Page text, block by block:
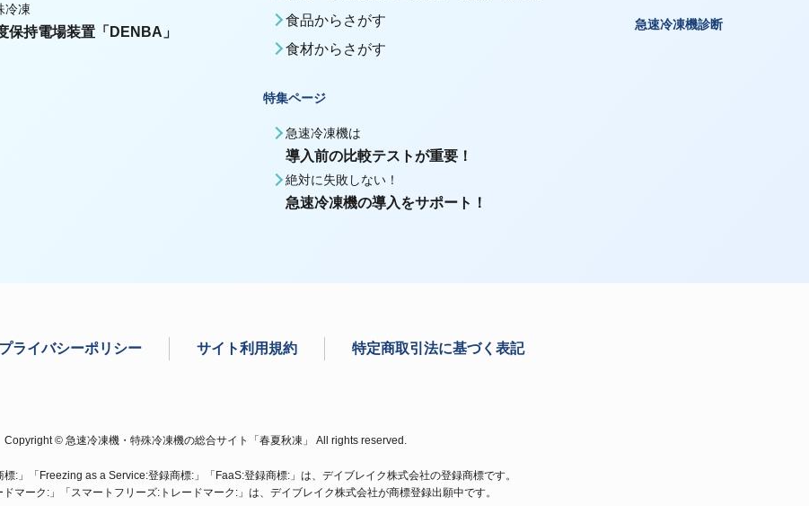
冷凍
保持電場装置「DENBA」
食品からさがす
食材からさがす
特集ページ
急速冷凍機は
導入前の比較テストが重要！
絶対に失敗しない！
急速冷凍機の導入をサポート！
急速冷凍機診断
プライバシーポリシー サイト利用規約 特定商取引法に基づく表記
Copyright © 急速冷凍機・特殊冷凍機の総合サイト「春夏秋凍」 All rights reserved.
標:」「Freezing as a Service:登録商標:」「FaaS:登録商標:」は、デイブレイク株式会社の登録商標です。
ドマーク:」「スマートフリーズ:トレードマーク:」は、デイブレイク株式会社が商標登録出願中です。